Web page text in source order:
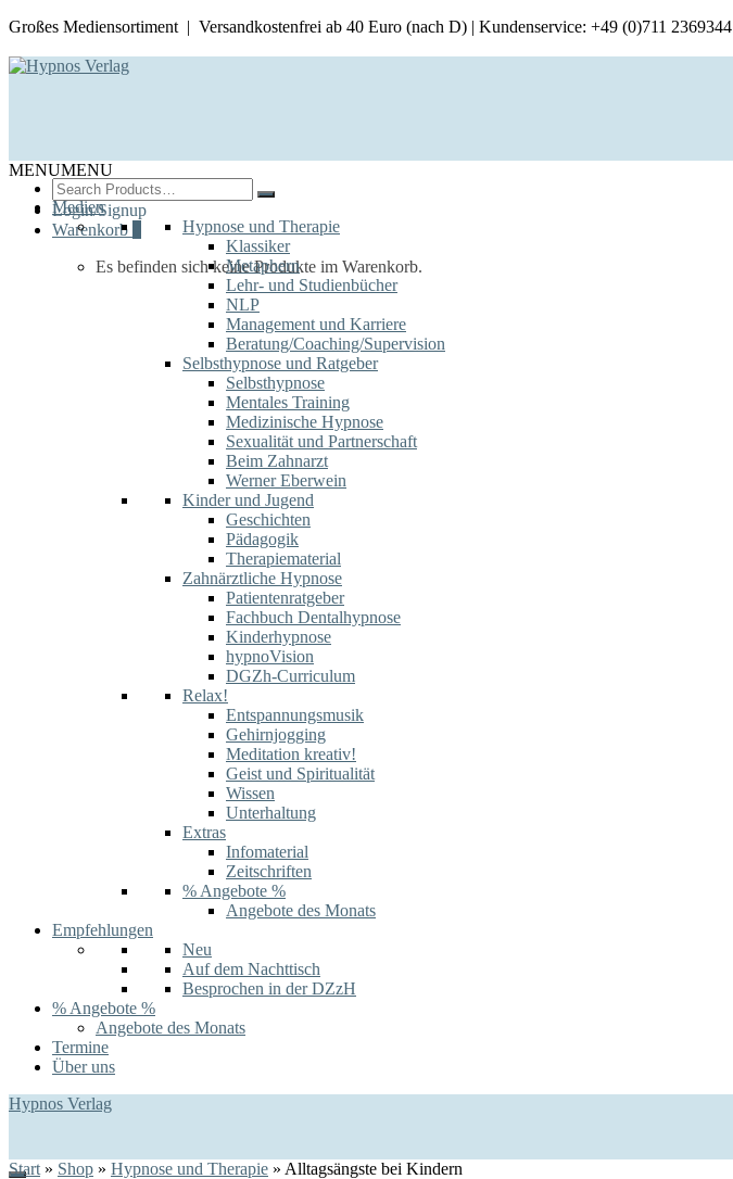
Großes Mediensortiment | Versandkostenfrei ab 40 Euro (nach D) | Kundenservice: +49 (0)711 2369344
Search
for:
Login/Signup
Warenkorb
Es befinden sich keine Produkte im Warenkorb.
MENUMENU
Medien
Hypnose und Therapie
Klassiker
Metaphern
Lehr- und Studienbücher
NLP
Management und Karriere
Beratung/Coaching/Supervision
Selbsthypnose und Ratgeber
Selbsthypnose
Mentales Training
Medizinische Hypnose
Sexualität und Partnerschaft
Beim Zahnarzt
Werner Eberwein
Kinder und Jugend
Geschichten
Pädagogik
Therapiematerial
Zahnärztliche Hypnose
Patientenratgeber
Fachbuch Dentalhypnose
Kinderhypnose
hypnoVision
DGZh-Curriculum
Relax!
Entspannungsmusik
Gehirnjogging
Meditation kreativ!
Geist und Spiritualität
Wissen
Unterhaltung
Extras
Infomaterial
Zeitschriften
% Angebote %
Angebote des Monats
Empfehlungen
Neu
Auf dem Nachttisch
Besprochen in der DZzH
% Angebote %
Angebote des Monats
Termine
Über uns
Hypnos Verlag
Start » Shop » Hypnose und Therapie » Alltagsängste bei Kindern